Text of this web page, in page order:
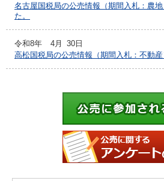
名古屋国税局の公売情報（期間入札：農
た。
令和8年 4月
30日
高松国税局の公売情報（期間入札：不動産